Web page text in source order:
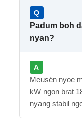
Padum boh
nyan?
Meusén nyoe
kW ngon brat
nyang stabil